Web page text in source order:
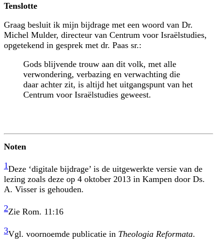
Tenslotte
Graag besluit ik mijn bijdrage met een woord van Dr.
Michel Mulder, directeur van Centrum voor Israëlstudies,
opgetekend in gesprek met dr. Paas sr.:
Gods blijvende trouw aan dit volk, met alle
verwondering, verbazing en verwachting die
daar achter zit, is altijd het uitgangspunt van het
Centrum voor Israëlstudies geweest.
Noten
1Deze ‘digitale bijdrage’ is de uitgewerkte versie van de
lezing zoals deze op 4 oktober 2013 in Kampen door Ds.
A. Visser is gehouden.
2Zie Rom. 11:16
3Vgl. voornoemde publicatie in Theologia Reformata.